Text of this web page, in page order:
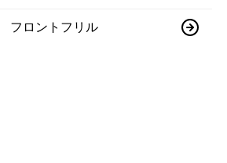
フロントフリル